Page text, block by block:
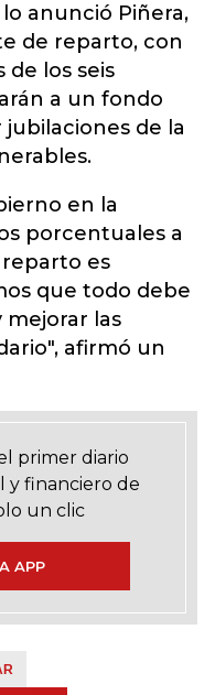
anunció Piñera,
de reparto, con
los seis
a un fondo
de la
en la
porcentuales a
reparto es
que todo debe
mejorar las
afirmó un
primer diario
y financiero de
un clic
APP